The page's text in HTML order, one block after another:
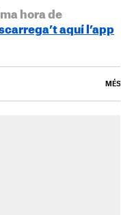
hora de
aquí l’app
MÉS